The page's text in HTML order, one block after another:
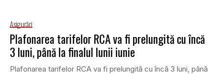
Asigurări
Plafonarea tarifelor RCA va fi prelungită cu încă
3 luni, până la finalul lunii iunie
Plafonarea tarifelor RCA va fi prelungită cu încă 3 luni, până